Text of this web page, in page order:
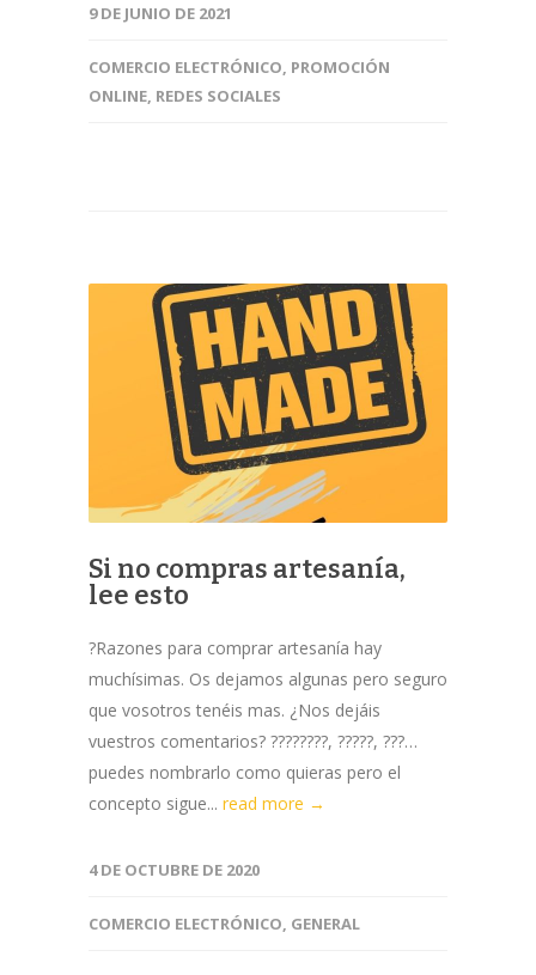
9 DE JUNIO DE 2021
COMERCIO ELECTRÓNICO, PROMOCIÓN
ONLINE, REDES SOCIALES
Si no compras artesanía,
lee esto
?Razones para comprar artesanía hay
muchísimas. Os dejamos algunas pero seguro
que vosotros tenéis mas. ¿Nos dejáis
vuestros comentarios? ????????, ?????, ???…
puedes nombrarlo como quieras pero el
concepto sigue... read more →
4 DE OCTUBRE DE 2020
COMERCIO ELECTRÓNICO, GENERAL